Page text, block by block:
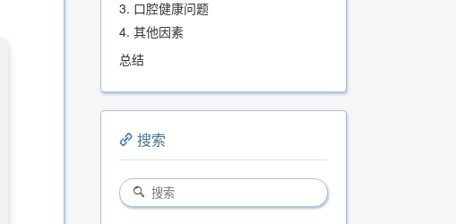
3. 口腔健康问题
4. 其他因素
总结
搜索